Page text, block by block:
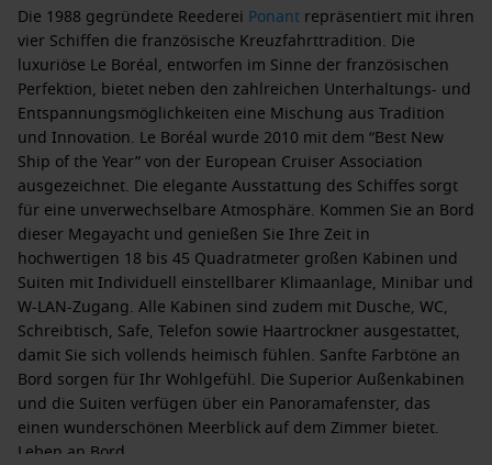
Die 1988 gegründete Reederei Ponant repräsentiert mit ihren
vier Schiffen die französische Kreuzfahrttradition. Die
luxuriöse Le Boréal, entworfen im Sinne der französischen
Perfektion, bietet neben den zahlreichen Unterhaltungs- und
Entspannungsmöglichkeiten eine Mischung aus Tradition
und Innovation. Le Boréal wurde 2010 mit dem “Best New
Ship of the Year” von der European Cruiser Association
ausgezeichnet. Die elegante Ausstattung des Schiffes sorgt
für eine unverwechselbare Atmosphäre. Kommen Sie an Bord
dieser Megayacht und genießen Sie Ihre Zeit in
hochwertigen 18 bis 45 Quadratmeter großen Kabinen und
Suiten mit Individuell einstellbarer Klimaanlage, Minibar und
W-LAN-Zugang. Alle Kabinen sind zudem mit Dusche, WC,
Schreibtisch, Safe, Telefon sowie Haartrockner ausgestattet,
damit Sie sich vollends heimisch fühlen. Sanfte Farbtöne an
Bord sorgen für Ihr Wohlgefühl. Die Superior Außenkabinen
und die Suiten verfügen über ein Panoramafenster, das
einen wunderschönen Meerblick auf dem Zimmer bietet.
Leben an Bord